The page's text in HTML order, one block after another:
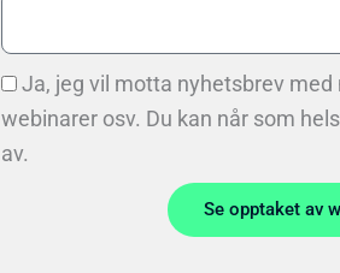
Ja, jeg vil motta nyhetsbrev med
webinarer osv. Du kan når som
av.
Se opptaket av